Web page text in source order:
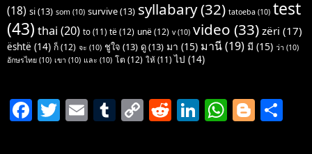
(18) si(13) som (10) survive(13) syllabary(32) tatoeba (10) test
(43) thai (20) to (11) të(12) unë(12) v(10) video (33) zëri (17)
është (14) ก็(12) จะ (10) ชูใจ (13) ดู(13) มา (15) มานี(19) มี (15) ว่า (10)
อักษรไทย (10) เขา (10) และ (10) โต (12) ให้ (11) ไป (14)
F T E T C R Li W Bl